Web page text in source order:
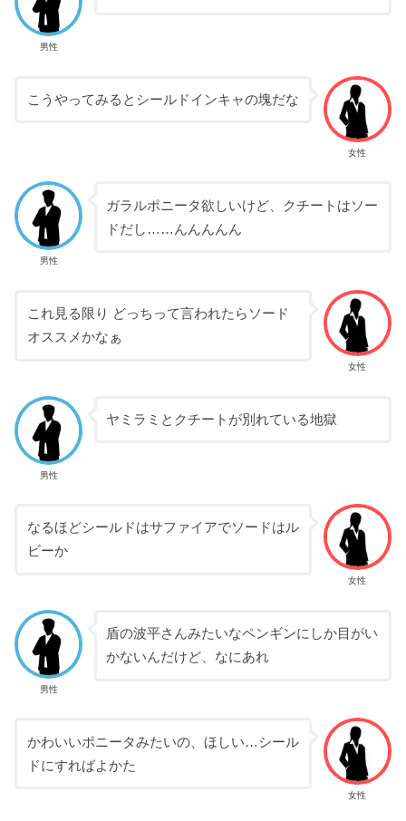
男性
女性
こうやってみるとシールドインキャの塊だな
男性
ガラルポニータ欲しいけど、クチートはソー
ドだし……んんんんん
女性
これ見る限り どっちって言われたらソード
オススメかなぁ
男性
ヤミラミとクチートが別れている地獄
女性
なるほどシールドはサファイアでソードはル
ビーか
男性
盾の波平さんみたいなペンギンにしか目がい
かないんだけど、なにあれ
女性
かわいいポニータみたいの、ほしい…シール
ドにすればよかた